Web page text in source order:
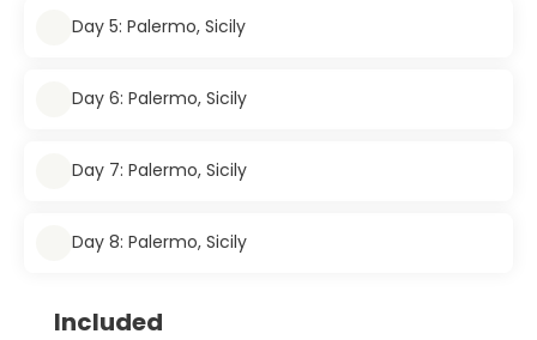
Day 5: Palermo, Sicily
Day 6: Palermo, Sicily
Day 7: Palermo, Sicily
Day 8: Palermo, Sicily
Included